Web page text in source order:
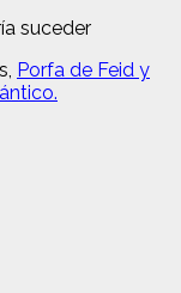
suceder
Porfa de Feid y